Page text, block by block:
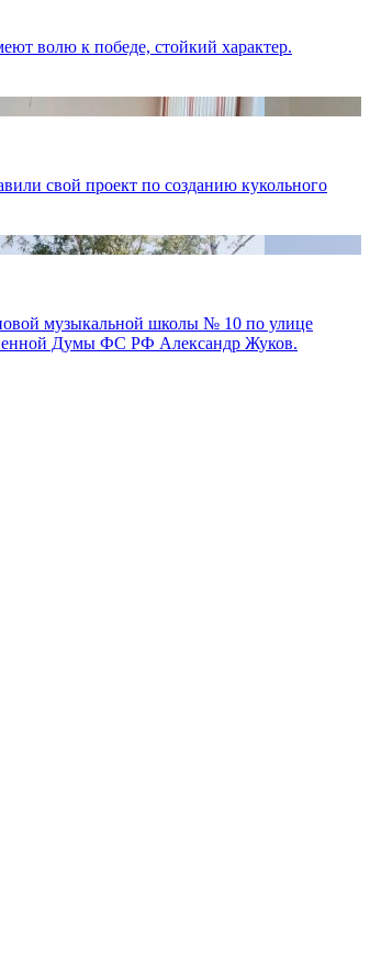
волю к победе, стойкий характер.
свой проект по созданию кукольного
музыкальной школы № 10 по улице
Думы ФС РФ Александр Жуков.